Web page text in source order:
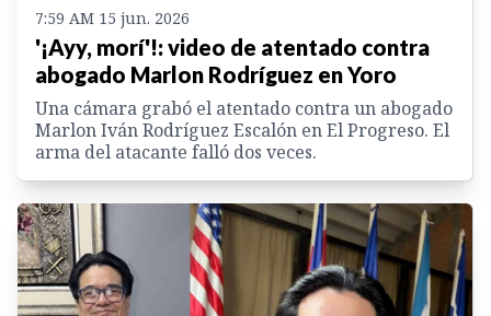
7:59 AM 15 jun. 2026
'¡Ayy, morí'!: video de atentado contra
abogado Marlon Rodríguez en Yoro
Una cámara grabó el atentado contra un abogado
Marlon Iván Rodríguez Escalón en El Progreso. El
arma del atacante falló dos veces.